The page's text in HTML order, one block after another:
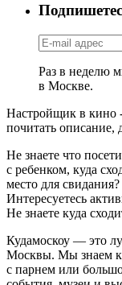
Раз в неделю
в Москве.
Настройщик в кино
почитать описание,
Не знаете что
с ребенком, куда
место для
Интересуетесь
Не знаете куда
Кудамоскоу — это
Москвы. Мы знаем
с парнем или